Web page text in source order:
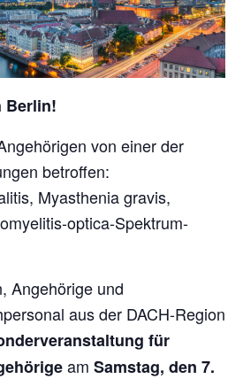
Berlin!
von einer der
betroffen:
Myasthenia gravis,
optica-Spektrum-
Angehörige und
aus der DACH-Region
für
am Samstag, den 7.